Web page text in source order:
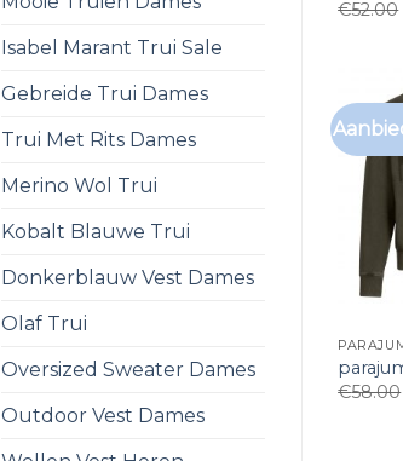
Isabel Marant Trui Sale
Gebreide Trui Dames
Trui Met Rits Dames
Merino Wol Trui
Kobalt Blauwe Trui
Donkerblauw Vest Dames
Olaf Trui
Oversized Sweater Dames
Outdoor Vest Dames
€52.00
€58.00